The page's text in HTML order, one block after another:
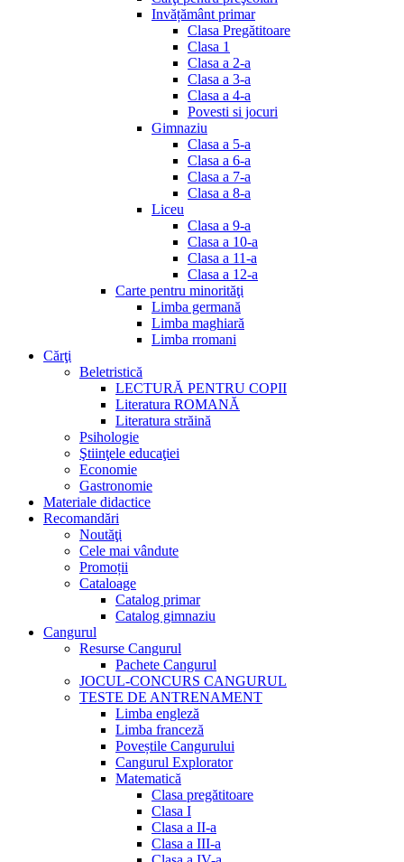
Invățământ primar
Clasa Pregătitoare
Clasa 1
Clasa a 2-a
Clasa a 3-a
Clasa a 4-a
Povesti si jocuri
Gimnaziu
Clasa a 5-a
Clasa a 6-a
Clasa a 7-a
Clasa a 8-a
Liceu
Clasa a 9-a
Clasa a 10-a
Clasa a 11-a
Clasa a 12-a
Carte pentru minorităţi
Limba germană
Limba maghiară
Limba rromani
Cărţi
Beletristică
LECTURĂ PENTRU COPII
Literatura ROMANĂ
Literatura străină
Psihologie
Ştiinţele educaţiei
Economie
Gastronomie
Materiale didactice
Recomandări
Noutăţi
Cele mai vândute
Promoții
Cataloage
Catalog primar
Catalog gimnaziu
Cangurul
Resurse Cangurul
Pachete Cangurul
JOCUL-CONCURS CANGURUL
TESTE DE ANTRENAMENT
Limba engleză
Limba franceză
Poveștile Cangurului
Cangurul Explorator
Matematică
Clasa pregătitoare
Clasa I
Clasa a II-a
Clasa a III-a